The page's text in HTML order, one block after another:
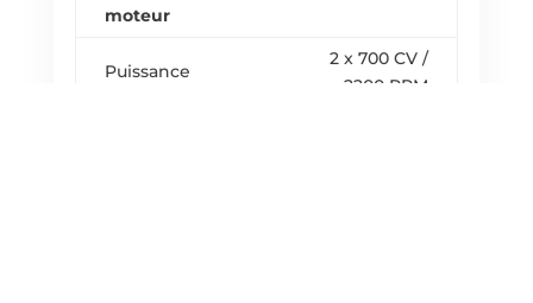
moteur
Puissance
2 x 700 CV /
2200 RPM